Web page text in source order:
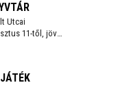
Utcai
11-től, jövő